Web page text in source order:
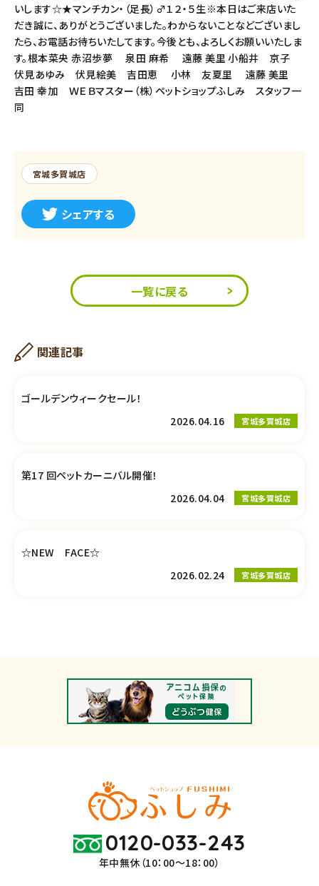
いします☆★マンチカン・（足長）♂１２・５生※本日はご来店いた
だき誠に、ありがとうございました。わからないことなどございまし
たら、お電話お待ちいたしてます。今後とも、よろしくお願いいたしま
す。根本菜央 赤沼歩夢 泉田 麻希 遠藤 美里 小船井 京子
伏見あゆみ 伏見絵美 吉田恵 小林 友夏里 遠藤 美里
吉田 幸加 ＷＥＢマスター（株）ペットショップふしみ スタッフ一
同
宮城多賀城店
シェアする
一覧に戻る
関連記事
ゴールデンウィークセール！
2026.04.16
宮城多賀城店
第17 回ペットカーニバル開催！
2026.04.04
宮城多賀城店
☆NEW FACE☆
2026.02.24
宮城多賀城店
0120-033-243
年中無休（10：00～18：00）